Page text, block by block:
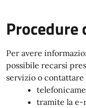
Per avere
possibile recarsi
servizio o
tramite la e-